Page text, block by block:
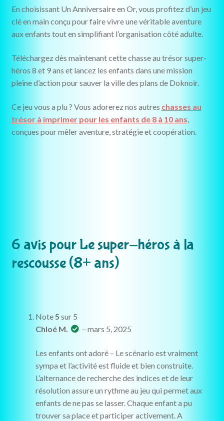
En choisissant Un Anniversaire en Or, vous profitez d’un jeu
clé en main conçu pour faire vivre une véritable aventure
aux enfants tout en simplifiant l’organisation côté adulte.
Téléchargez dès maintenant cette chasse au trésor super-
héros 8 et 9 ans et lancez les enfants dans une mission
pleine d’action pour sauver la ville des plans de Doknoir.
Ce jeu vous a plu ? Vous adorerez nos autres chasses au
trésor à imprimer pour les enfants de 8 à 10 ans
conçues pour mêler aventure, stratégie et coopération.
6 avis pourLe super-héros à la
rescousse (8+ ans)
Note5 sur 5
Chloé M.
– mars 5, 2025
Les enfants ont adoré – Le scénario est vraiment
sympa et l’activité est fluide et bien construite.
L’alternance de recherche des indices et de leur
résolution assure un rythme au jeu qui permet aux
enfants de ne pas se lasser. Chaque enfant a pu
trouver sa place et participer activement. A